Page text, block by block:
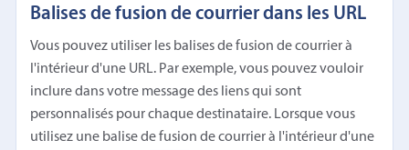
Balises de fusion de courrier dans les URL
Vous pouvez utiliser les balises de fusion de courrier à
l'intérieur d'une URL. Par exemple, vous pouvez vouloir
inclure dans votre message des liens qui sont
personnalisés pour chaque destinataire. Lorsque vous
utilisez une balise de fusion de courrier à l'intérieur d'une